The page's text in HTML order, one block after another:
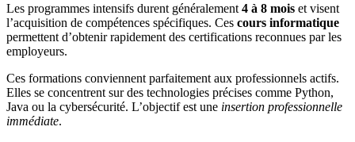
Les programmes intensifs durent généralement 4 à 8 mois et visent
l’acquisition de compétences spécifiques. Ces cours informatique
permettent d’obtenir rapidement des certifications reconnues par les
employeurs.
Ces formations conviennent parfaitement aux professionnels actifs.
Elles se concentrent sur des technologies précises comme Python,
Java ou la cybersécurité. L’objectif est une insertion professionnelle
immédiate.